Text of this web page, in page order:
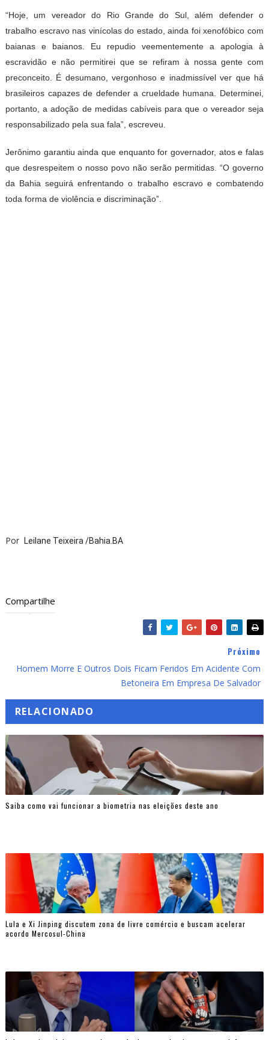
“Hoje, um vereador do Rio Grande do Sul, além defender o
trabalho escravo nas vinícolas do estado, ainda foi xenofóbico com
baianas e baianos. Eu repudio veementemente a apologia à
escravidão e não permitirei que se refiram à nossa gente com
preconceito. É desumano, vergonhoso e inadmissível ver que há
brasileiros capazes de defender a crueldade humana. Determinei,
portanto, a adoção de medidas cabíveis para que o vereador seja
responsabilizado pela sua fala”, escreveu.
Jerônimo garantiu ainda que enquanto for governador, atos e falas
que desrespeitem o nosso povo não serão permitidas. “O governo
da Bahia seguirá enfrentando o trabalho escravo e combatendo
toda forma de violência e discriminação”.
Por Leilane Teixeira /Bahia.BA
Compartilhe
Próximo
Homem Morre E Outros Dois Ficam Feridos Em Acidente Com
Betoneira Em Empresa De Salvador
RELACIONADO
Saiba como vai funcionar a biometria nas eleições deste ano
Lula e Xi Jinping discutem zona de livre comércio e buscam acelerar
acordo Mercosul-China